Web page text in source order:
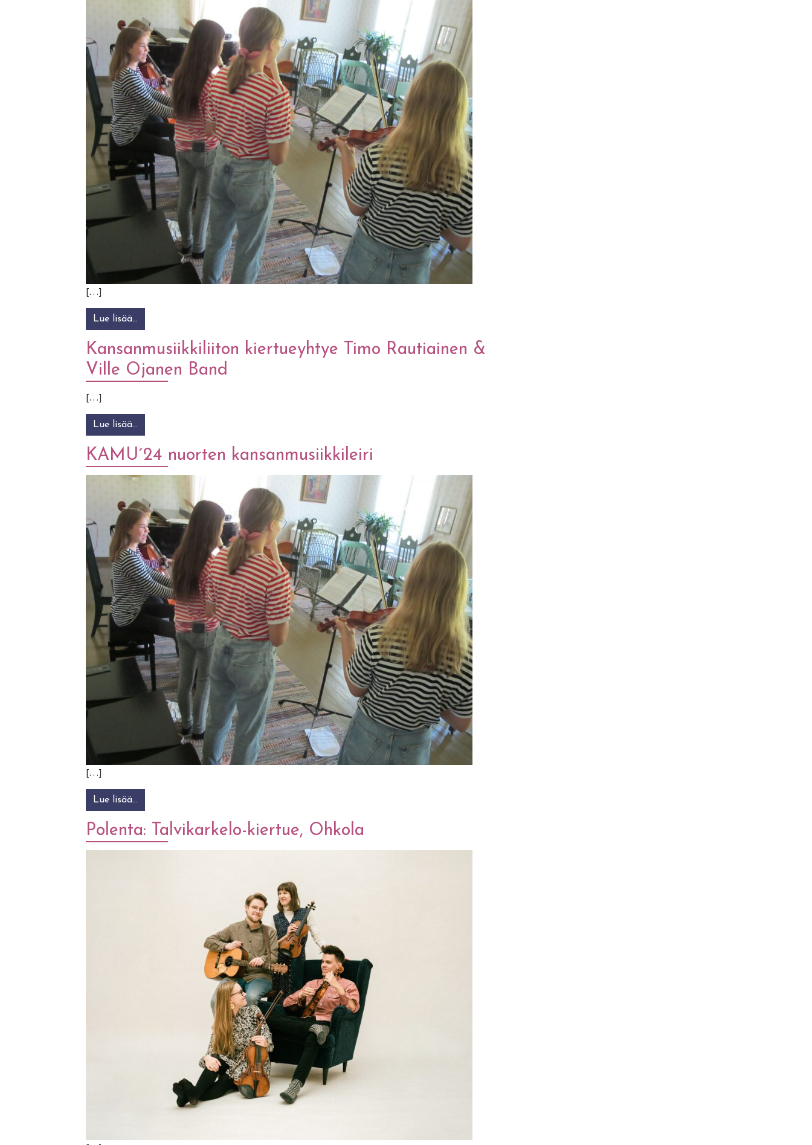
[…]
Lue lisää…
Kansanmusiikkiliiton kiertueyhtye Timo Rautiainen &
Ville Ojanen Band
[…]
Lue lisää…
KAMU´24 nuorten kansanmusiikkileiri
[…]
Lue lisää…
Polenta: Talvikarkelo-kiertue, Ohkola